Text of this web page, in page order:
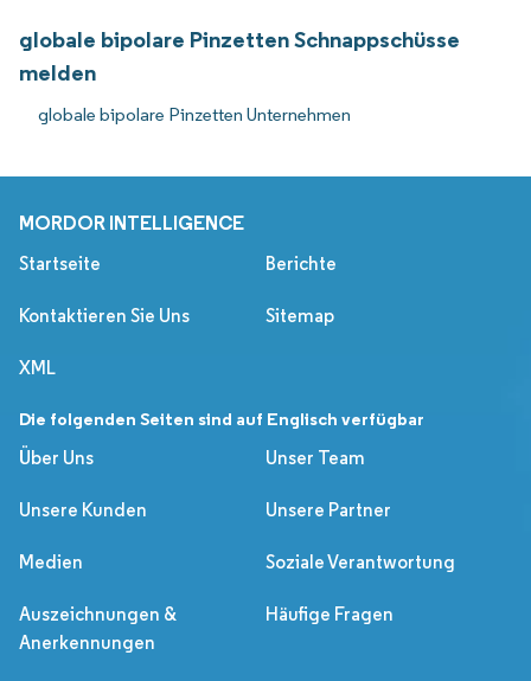
globale bipolare Pinzetten Schnappschüsse
melden
globale bipolare Pinzetten Unternehmen
MORDOR INTELLIGENCE
Startseite Berichte
Kontaktieren Sie Uns Sitemap
XML
Die folgenden Seiten sind auf Englisch verfügbar
Über Uns
Unser Team
Unsere Kunden Unsere Partner
Medien Soziale Verantwortung
Auszeichnungen &
Anerkennungen
Häufige Fragen